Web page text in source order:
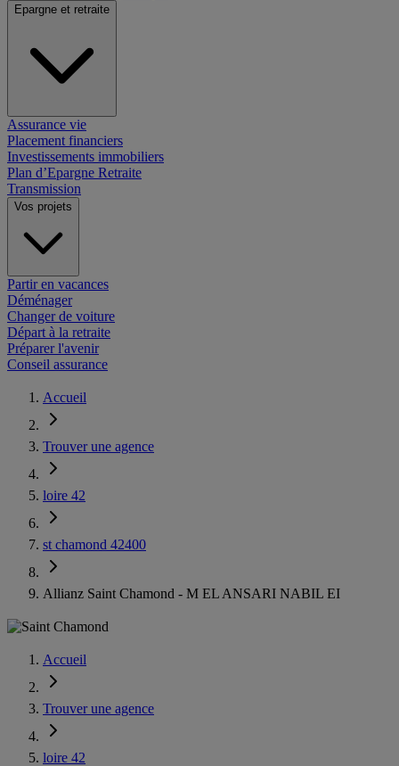
Epargne et retraite
Assurance vie
Placement financiers
Investissements immobiliers
Plan d’Epargne Retraite
Transmission
Vos projets
Partir en vacances
Déménager
Changer de voiture
Départ à la retraite
Préparer l'avenir
Conseil assurance
Accueil
Trouver une agence
loire 42
st chamond 42400
Allianz Saint Chamond - M EL ANSARI NABIL EI
Accueil
Trouver une agence
loire 42